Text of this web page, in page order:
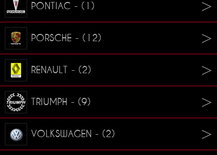
PONTIAC - (1)
PORSCHE - (12)
RENAULT - (2)
TRIUMPH - (9)
VOLKSWAGEN - (2)